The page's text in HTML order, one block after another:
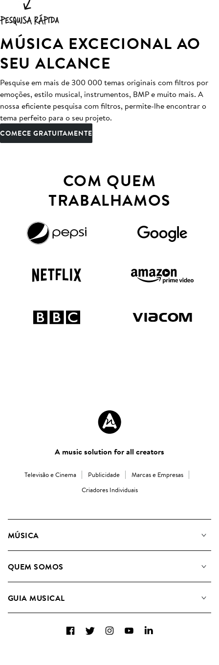
MÚSICA EXCECIONAL AO
SEU ALCANCE
Pesquise em mais de 300 000 temas originais com filtros por
emoções, estilo musical, instrumentos, BMP e muito mais. A
nossa eficiente pesquisa com filtros, permite-lhe encontrar o
tema perfeito para o seu projeto.
COMECE GRATUITAMENTE
COM QUEM
TRABALHAMOS
A music solution for all creators
Televisão e Cinema Publicidade
Marcas e Empresas
Criadores Individuais
MÚSICA
Pesquisar
QUEM SOMOS
Como usamos a IA
GUIA MUSICAL
FacebookTwitterInstagramYouTubeLinkedIn